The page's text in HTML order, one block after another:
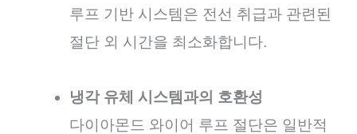
루프 기반 시스템은 전선 취급과 관련된
절단 외 시간을 최소화합니다.
냉각 유체 시스템과의 호환성
다이아몬드 와이어 루프 절단은 일반적